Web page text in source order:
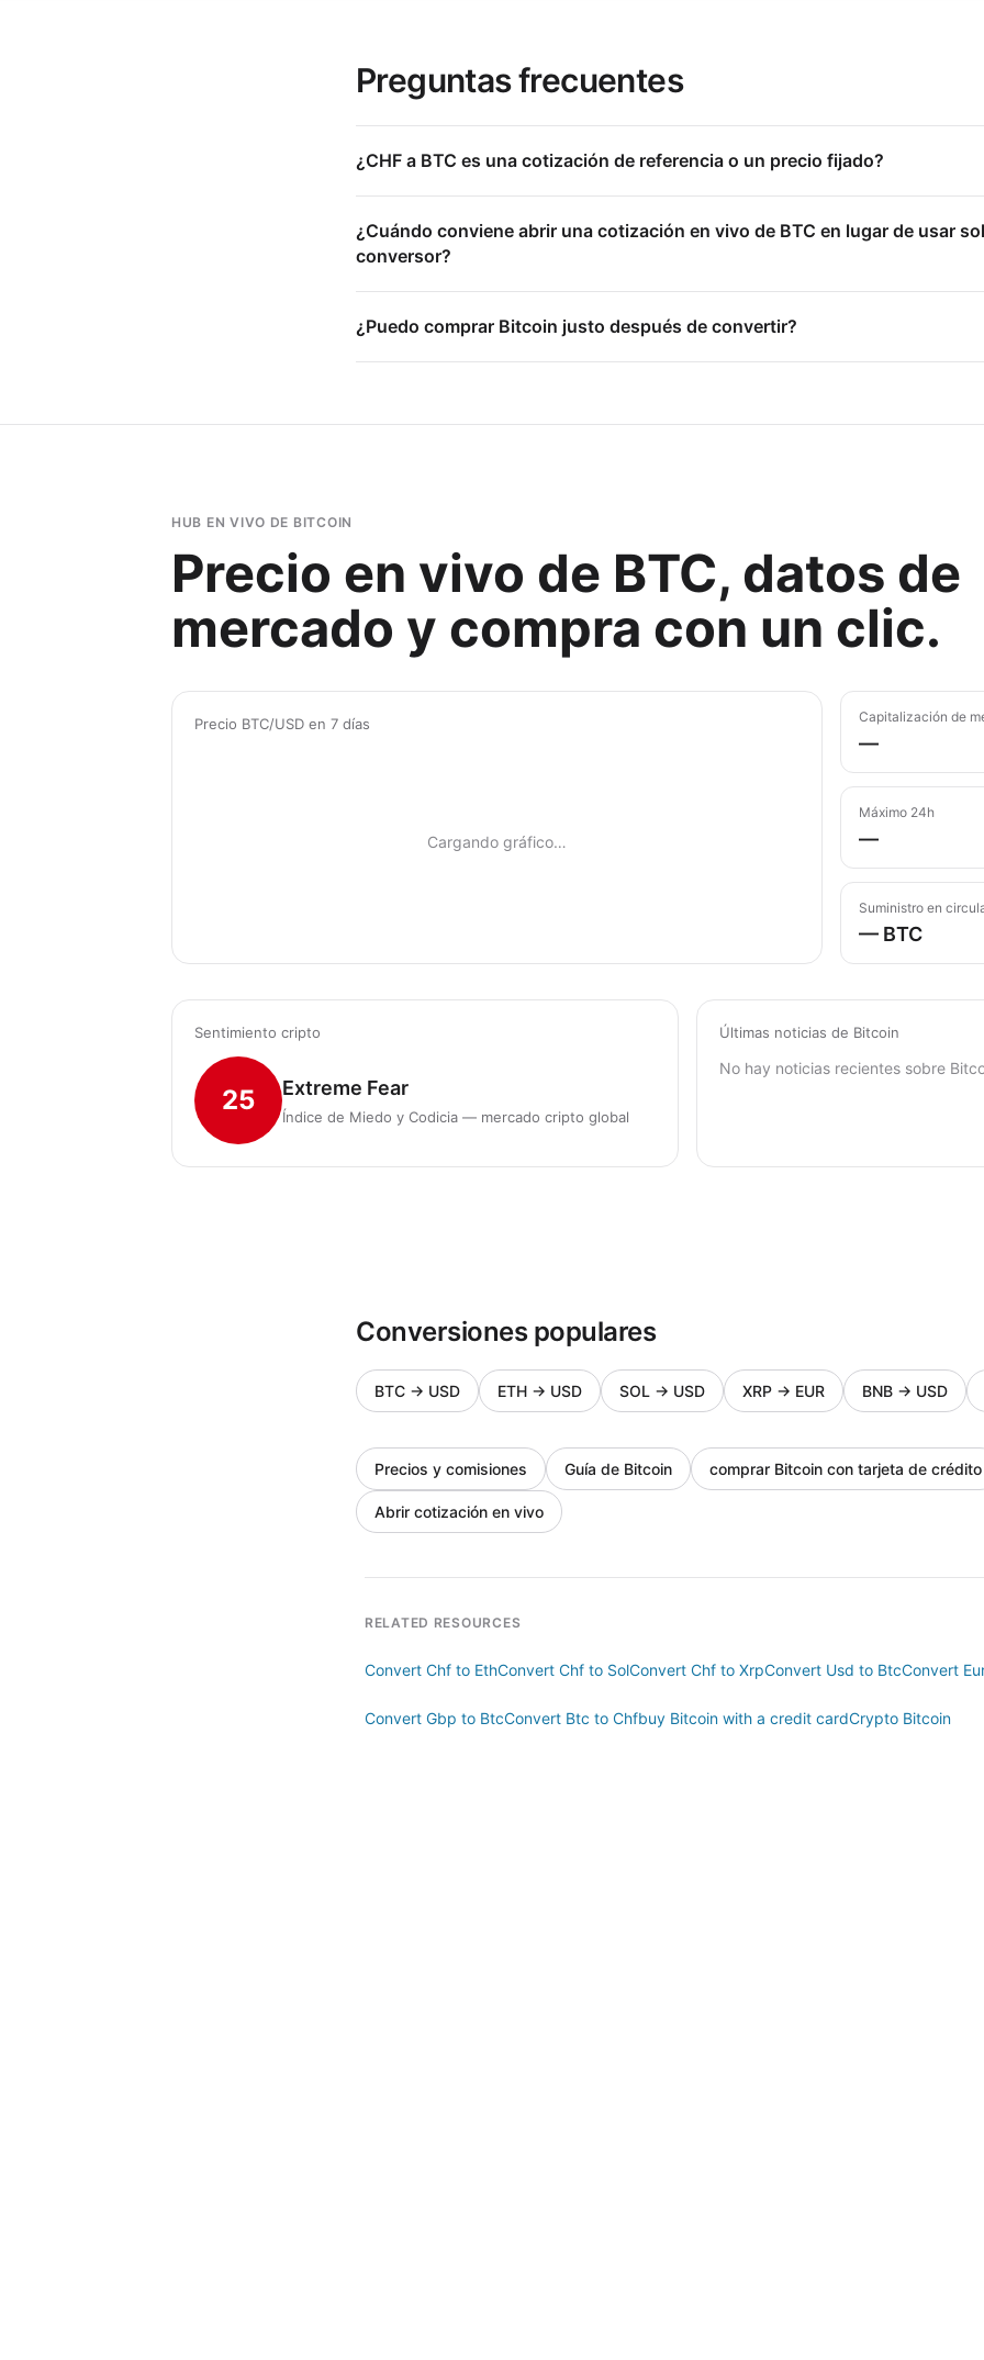
Preguntas frecuentes
¿CHF a BTC es una cotización de referencia o un precio fijado?
¿Cuándo conviene abrir una cotización en vivo de BTC en lugar de usar
conversor?
¿Puedo comprar Bitcoin justo después de convertir?
HUB EN VIVO DE BITCOIN
Precio en vivo de BTC, datos de
mercado y compra con un clic.
Precio BTC/USD en 7 días
Cargando gráfico…
Capitalización de
—
Máximo 24h
—
Suministro en
— BTC
Sentimiento cripto
25 Extreme Fear
Índice de Miedo y Codicia — mercado cripto global
Últimas noticias de Bitcoin
No hay noticias recientes sobre
Conversiones populares
BTC → USD ETH → USD SOL → USD XRP → EUR BNB → USD
Precios y comisiones Guía de Bitcoin comprar Bitcoin con tarjeta de crédito
Abrir cotización en vivo
RELATED RESOURCES
Convert Chf to EthConvert Chf to SolConvert Chf to XrpConvert Usd to BtcConvert
Convert Gbp to BtcConvert Btc to Chfbuy Bitcoin with a credit cardCrypto Bitcoin